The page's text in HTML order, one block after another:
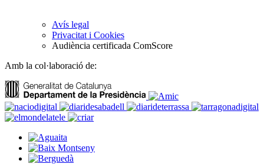
Avís legal
Privacitat i Cookies
Audiència certificada ComScore
Amb la col·laboració de: